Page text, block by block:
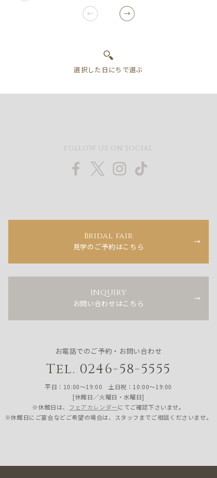
FOLLOW US ON SOCIAL
Bridal fair
見学のご予約はこちら
INQUIRY
お問い合わせはこちら
お電話でのご予約・お問い合わせ
Tel. 0246-58-5555
平日：10:00〜19:00 土日祝：10:00〜19:00
[休館日／火曜日・水曜日]
※休館日は、 フェアカレンダーにてご確認下さいませ。
※休館日にご宴会などご希望の場合は、スタッフまでご相談くださいませ。